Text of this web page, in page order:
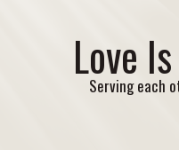
Love
Serving each